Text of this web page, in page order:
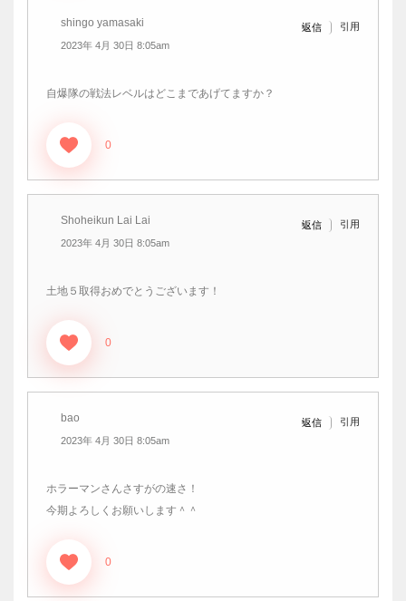
shingo yamasaki
2023年 4月 30日 8:05am
返信 引用
自爆隊の戦法レベルはどこまであげてますか？
0
Shoheikun Lai Lai
2023年 4月 30日 8:05am
返信 引用
土地５取得おめでとうございます！
0
bao
2023年 4月 30日 8:05am
返信 引用
ホラーマンさんさすがの速さ！
今期よろしくお願いします＾＾
0